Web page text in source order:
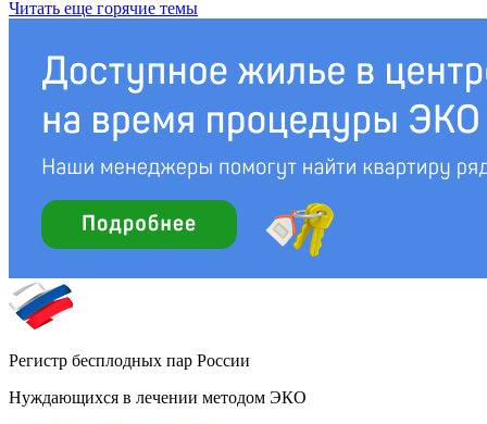
Читать еще горячие темы
Регистр бесплодных пар России
Нуждающихся в лечении методом ЭКО